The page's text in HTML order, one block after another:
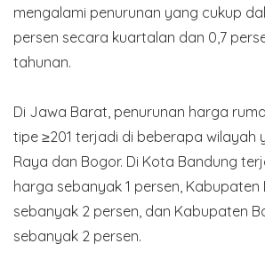
mengalami penurunan yang cukup
persen secara kuartalan dan 0,7
tahunan.
Di Jawa Barat, penurunan harga
tipe ≥201 terjadi di beberapa wilayah
Raya dan Bogor. Di Kota Bandung
harga sebanyak 1 persen, Kabupaten
sebanyak 2 persen, dan Kabupaten
sebanyak 2 persen.